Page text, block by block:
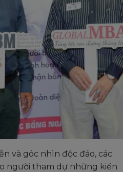
và góc nhìn độc đáo, các
người tham dự những kiến